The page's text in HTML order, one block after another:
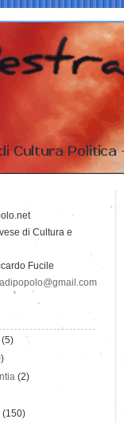
di Cultura e
Fucile
(5)
(2)
(150)